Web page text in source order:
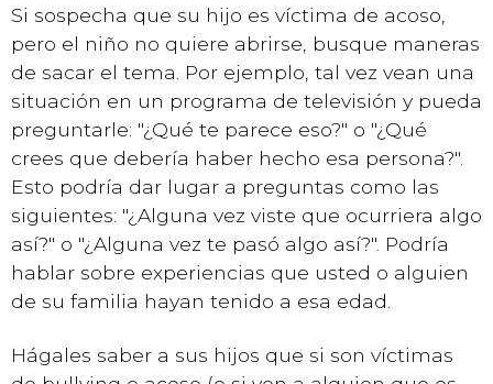
Si sospecha que su hijo es víctima de acoso,
pero el niño no quiere abrirse, busque maneras
de sacar el tema. Por ejemplo, tal vez vean una
situación en un programa de televisión y pueda
preguntarle: "¿Qué te parece eso?" o "¿Qué
crees que debería haber hecho esa persona?".
Esto podría dar lugar a preguntas como las
siguientes: "¿Alguna vez viste que ocurriera algo
así?" o "¿Alguna vez te pasó algo así?". Podría
hablar sobre experiencias que usted o alguien
de su familia hayan tenido a esa edad.
Hágales saber a sus hijos que si son víctimas